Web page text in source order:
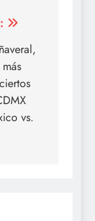
vs.